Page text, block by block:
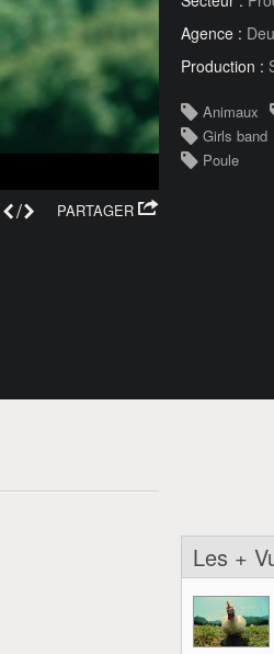
PARTAGER
/
Agence :
Production :
Animaux
Girls band
Poule
Les +